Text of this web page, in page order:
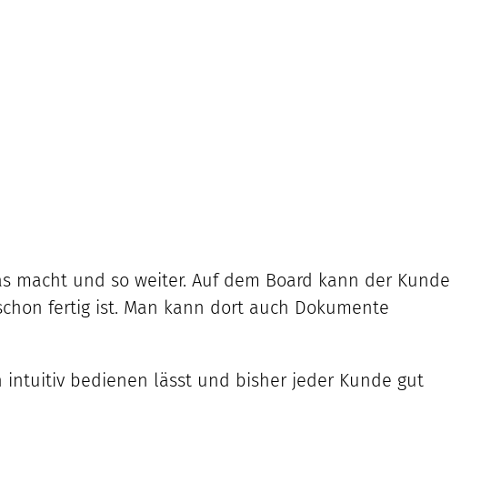
macht und so weiter. Auf dem Board kann der Kunde
fertig ist. Man kann dort auch Dokumente
intuitiv bedienen lässt und bisher jeder Kunde gut